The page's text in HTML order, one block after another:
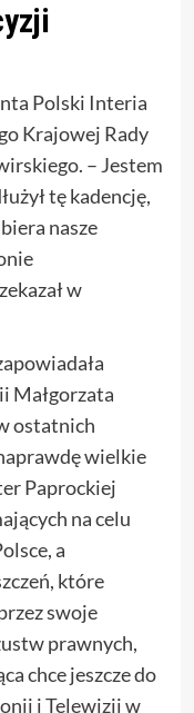
Polski Interia
Krajowej Rady
– Jestem
tę kadencję,
nasze
w
Małgorzata
ostatnich
wielkie
Paprockiej
na celu
a
które
swoje
prawnych,
chce jeszcze do
i Telewizji w